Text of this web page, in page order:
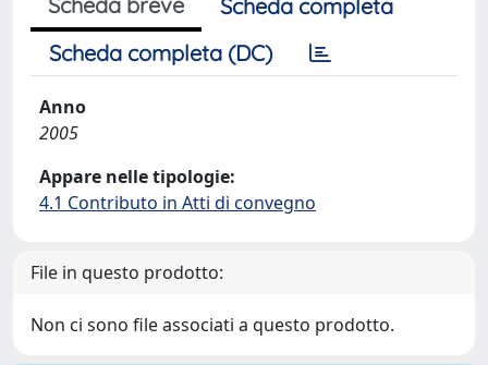
Scheda completa
Scheda completa (DC)
Anno
2005
Appare nelle tipologie:
4.1 Contributo in Atti di convegno
File in questo prodotto:
Non ci sono file associati a questo prodotto.